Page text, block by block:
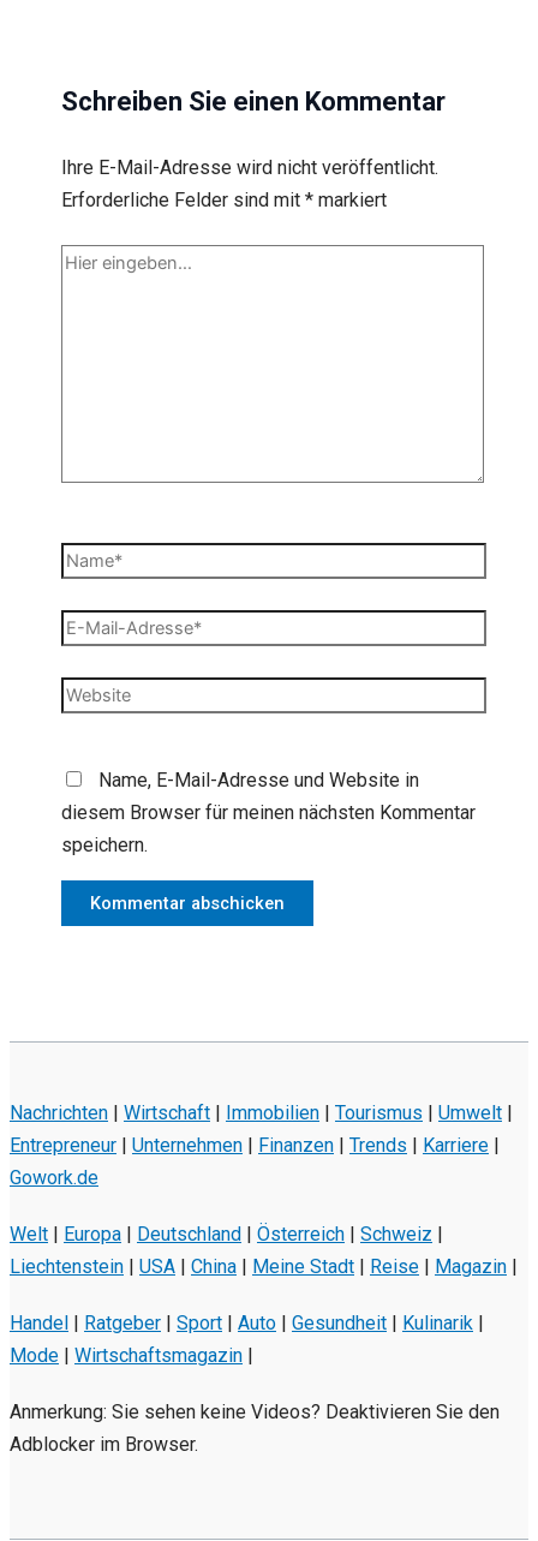
Schreiben Sie einen Kommentar
Ihre E-Mail-Adresse wird nicht veröffentlicht.
Erforderliche Felder sind mit *markiert
Hier
Name*
E-
Adresse*
Website
Name, E-Mail-Adresse und Website in
diesem Browser für meinen nächsten Kommentar
speichern.
Nachrichten | Wirtschaft | Immobilien | Tourismus | Umwelt |
Entrepreneur | Unternehmen | Finanzen | Trends | Karriere |
Gowork.de
Welt | Europa | Deutschland | Österreich | Schweiz |
Liechtenstein | USA | China | Meine Stadt | Reise | Magazin |
Handel | Ratgeber | Sport | Auto | Gesundheit | Kulinarik |
Mode | Wirtschaftsmagazin |
Anmerkung: Sie sehen keine Videos? Deaktivieren Sie den
Adblocker im Browser.